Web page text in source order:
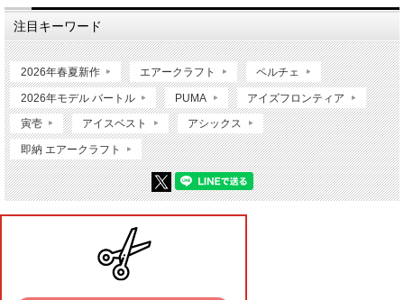
注目キーワード
2026年春夏新作 エアークラフト ペルチェ
2026年モデル バートル PUMA アイズフロンティア
寅壱 アイスベスト アシックス
即納 エアークラフト